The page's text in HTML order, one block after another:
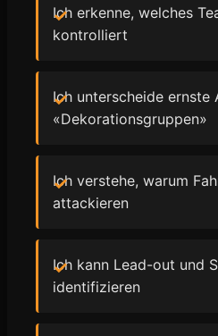
Ich erkenne, welches
kontrolliert
Ich unterscheide ernste
«Dekorationsgruppen»
Ich verstehe, warum
attackieren
Ich kann Lead-out und
identifizieren